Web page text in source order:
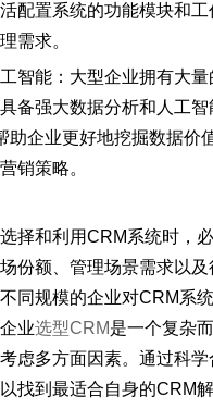
配置系统的功能模块和
需求。
智能：大型企业拥有大量
备强大数据分析和人工智
助企业更好地挖掘数据价
销策略。
择和利用CRM系统时，
份额、管理场景需求以
同规模的企业对CRM系
业选型CRM是一个复杂
虑多方面因素。通过科学
找到最适合自身的CRM解